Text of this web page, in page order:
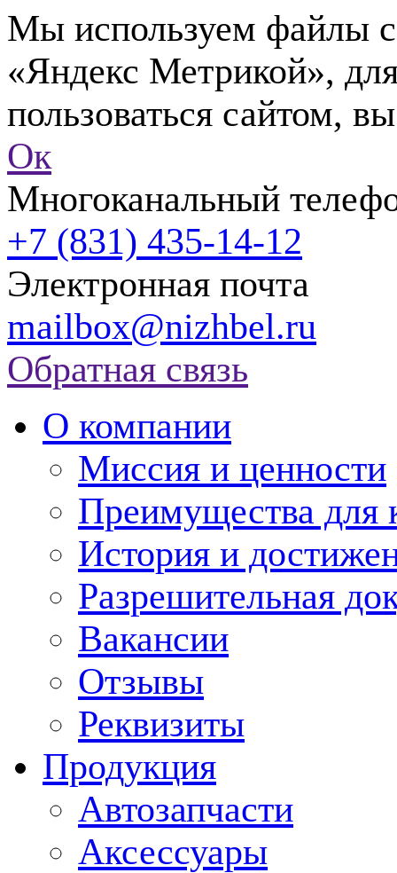
Мы используем файлы
«Яндекс Метрикой»,
пользоваться сайтом,
Ок
Многоканальный
+7 (831) 435-14-12
Электронная почта
mailbox@nizhbel.ru
Обратная связь
О компании
Миссия и ценности
Преимущества для
История и
Разрешительная
Вакансии
Отзывы
Реквизиты
Продукция
Автозапчасти
Аксессуары